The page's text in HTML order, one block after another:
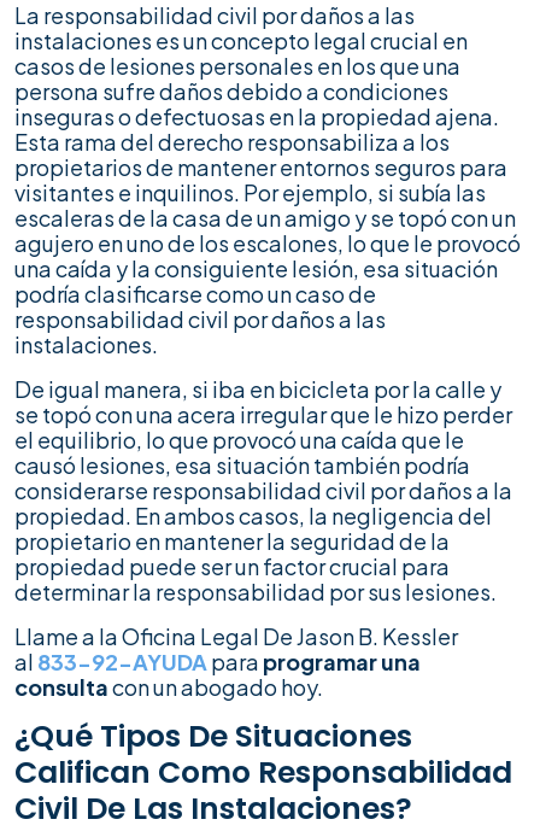
La responsabilidad civil por daños a las
instalaciones es un concepto legal crucial en
casos de lesiones personales en los que una
persona sufre daños debido a condiciones
inseguras o defectuosas en la propiedad ajena.
Esta rama del derecho responsabiliza a los
propietarios de mantener entornos seguros para
visitantes e inquilinos. Por ejemplo, si subía las
escaleras de la casa de un amigo y se topó con un
agujero en uno de los escalones, lo que le provocó
una caída y la consiguiente lesión, esa situación
podría clasificarse como un caso de
responsabilidad civil por daños a las
instalaciones.
De igual manera, si iba en bicicleta por la calle y
se topó con una acera irregular que le hizo perder
el equilibrio, lo que provocó una caída que le
causó lesiones, esa situación también podría
considerarse responsabilidad civil por daños a la
propiedad. En ambos casos, la negligencia del
propietario en mantener la seguridad de la
propiedad puede ser un factor crucial para
determinar la responsabilidad por sus lesiones.
Llame a la Oficina Legal De Jason B. Kessler
al 833-92-AYUDA para programar una
consultacon un abogado hoy.
¿Qué Tipos De Situaciones
Califican Como Responsabilidad
Civil De Las Instalaciones?